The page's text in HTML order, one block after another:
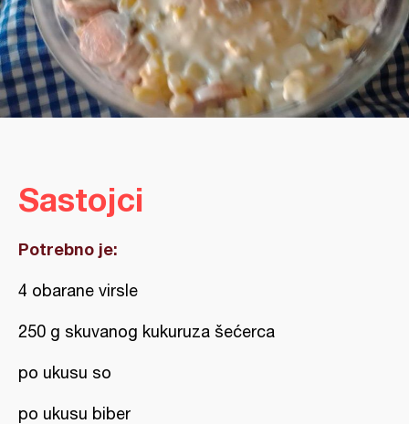
Sastojci
Potrebno je:
4 obarane virsle
250 g skuvanog kukuruza šećerca
po ukusu so
po ukusu biber